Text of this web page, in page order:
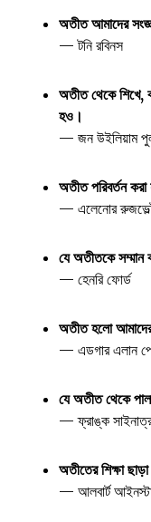
অতীত আমাদের
— টনি রবিনস
অতীত থেকে শিখে,
হও।
— জন উইলিয়াম
অতীত পরিবর্তন করা
— এলেনোর
যে অতীতকে সম্মান
— হেনরি ফোর্ড
অতীত হলো আমাদের
— এডগার এলান
যে অতীত থেকে
— ফ্রাঙ্ক
অতীতের শিক্ষা
— আলবার্ট